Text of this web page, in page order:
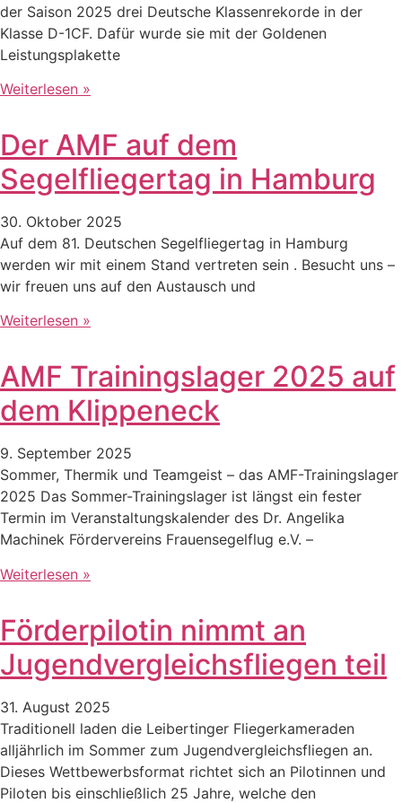
der Saison 2025 drei Deutsche Klassenrekorde in der
Klasse D-1CF. Dafür wurde sie mit der Goldenen
Leistungsplakette
Weiterlesen »
Der AMF auf dem
Segelfliegertag in Hamburg
30. Oktober 2025
Auf dem 81. Deutschen Segelfliegertag in Hamburg
werden wir mit einem Stand vertreten sein . Besucht uns –
wir freuen uns auf den Austausch und
Weiterlesen »
AMF Trainingslager 2025 auf
dem Klippeneck
9. September 2025
Sommer, Thermik und Teamgeist – das AMF-Trainingslager
2025 Das Sommer-Trainingslager ist längst ein fester
Termin im Veranstaltungskalender des Dr. Angelika
Machinek Fördervereins Frauensegelflug e.V. –
Weiterlesen »
Förderpilotin nimmt an
Jugendvergleichsfliegen teil
31. August 2025
Traditionell laden die Leibertinger Fliegerkameraden
alljährlich im Sommer zum Jugendvergleichsfliegen an.
Dieses Wettbewerbsformat richtet sich an Pilotinnen und
Piloten bis einschließlich 25 Jahre, welche den